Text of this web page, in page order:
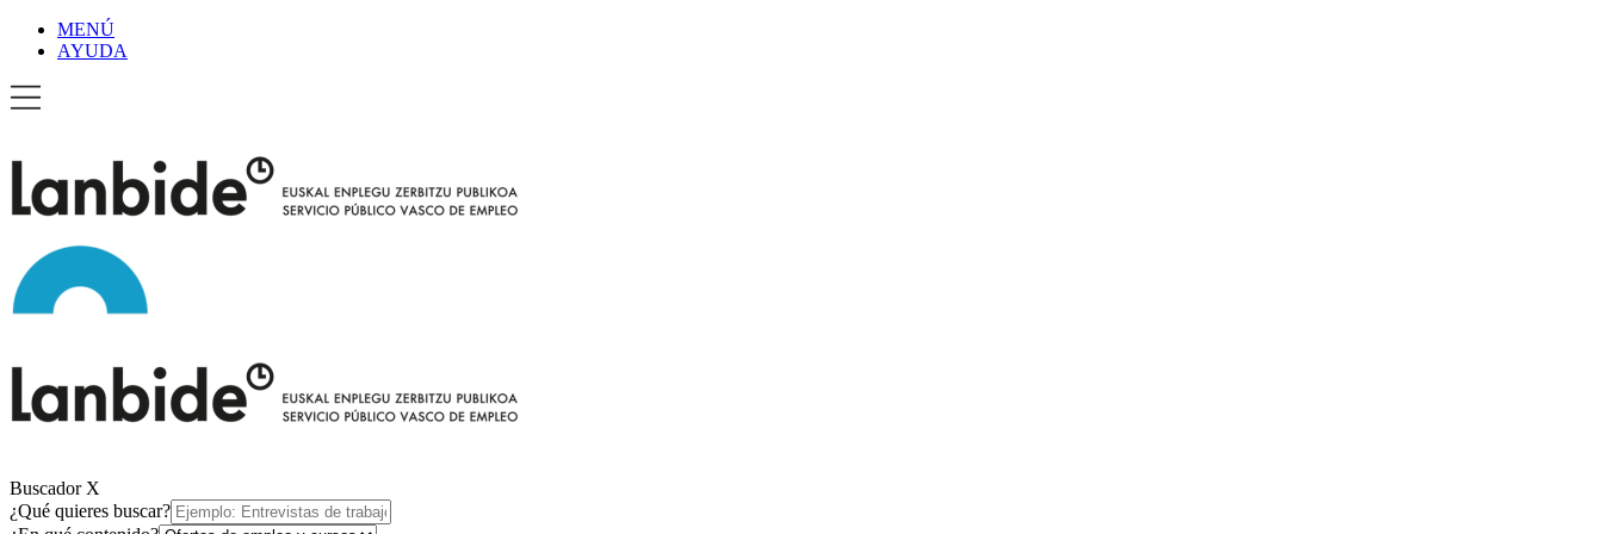
MENÚ
AYUDA
Buscador X
¿Qué quieres buscar?